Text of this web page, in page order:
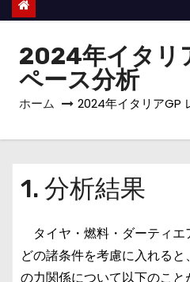
2024年イタリ
ペース分析
ホーム 2024年イタリアGP
1. 分析結果
タイヤ・燃料・ダーティエ
どの諸条件を考慮に入れる
の力関係について以下のこと